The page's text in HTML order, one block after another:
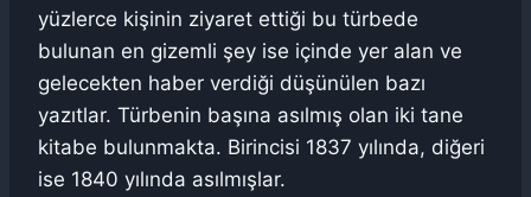
yüzlerce kişinin ziyaret ettiği bu türbede
bulunan en gizemli şey ise içinde yer alan ve
gelecekten haber verdiği düşünülen bazı
yazıtlar. Türbenin başına asılmış olan iki tane
kitabe bulunmakta. Birincisi 1837 yılında, diğeri
ise 1840 yılında asılmışlar.